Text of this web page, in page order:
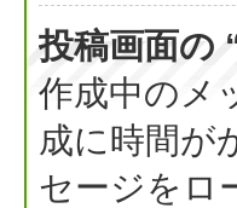
投稿画面の
作成中のメ
成に時間が
セージをロ